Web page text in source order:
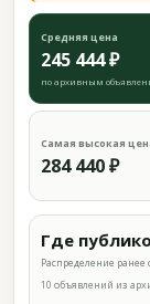
Средняя цена
245 444 ₽
по архивным
Самая высокая
284 440 ₽
Где
Распределение
10 объявлений из